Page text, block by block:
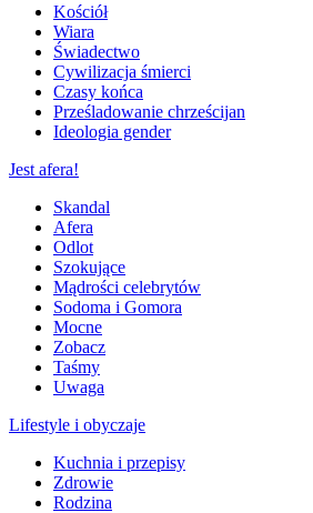
Kościół
Wiara
Świadectwo
Cywilizacja śmierci
Czasy końca
Prześladowanie chrześcijan
Ideologia gender
Jest afera!
Skandal
Afera
Odlot
Szokujące
Mądrości celebrytów
Sodoma i Gomora
Mocne
Zobacz
Taśmy
Uwaga
Lifestyle i obyczaje
Kuchnia i przepisy
Zdrowie
Rodzina